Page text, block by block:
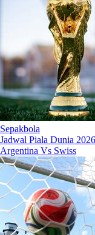
Sepakbola
Jadwal Piala Dunia
Argentina Vs Swiss